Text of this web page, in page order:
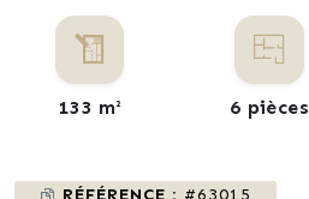
133 m² 6 pièces